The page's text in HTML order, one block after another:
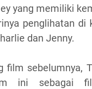
yang memiliki
penglihatan di
dan Jenny.
film sebelumnya,
ini sebagai